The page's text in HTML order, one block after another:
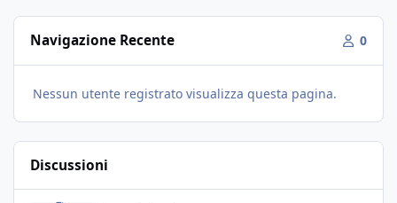
Navigazione Recente 0
Nessun utente registrato visualizza questa pagina.
Discussioni